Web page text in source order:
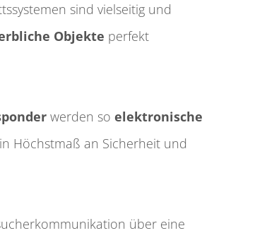
sind vielseitig und
Objekte perfekt
werden so elektronische
Höchst­maß an Sicher­heit und
über eine